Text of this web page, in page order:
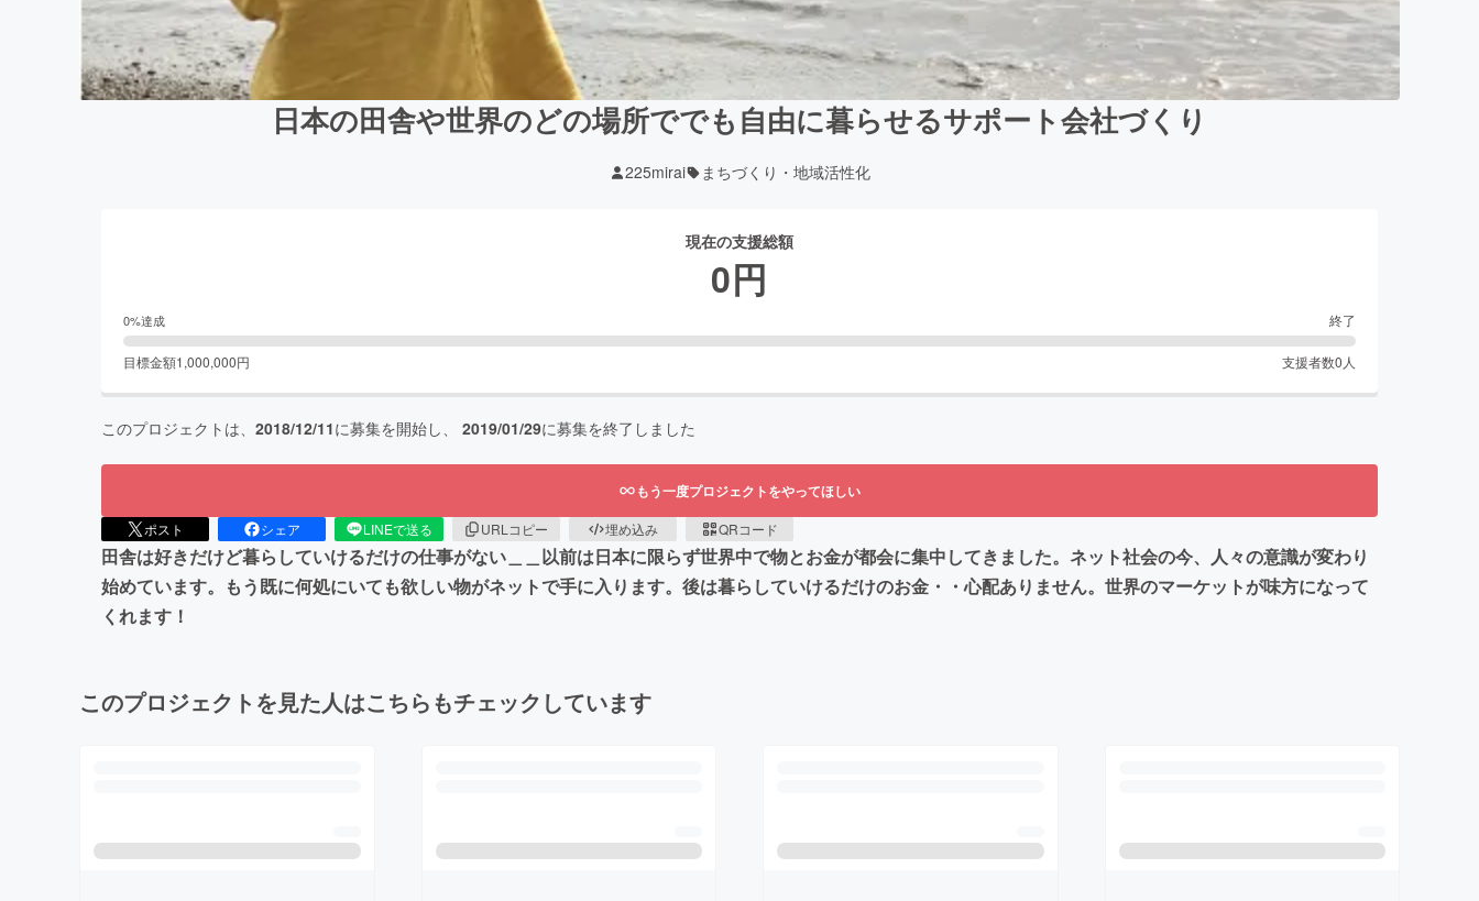
日本の田舎や世界のどの場所ででも自由に暮らせるサポート会社づくり
225mirai まちづくり・地域活性化
現在の支援総額
0円
0%達成 終了
目標金額1,000,000円 支援者数0 人
このプロジェクトは、 2018/12/11に募集を開始し、 2019/01/29に募集を終了しました
もう一度プロジェクトをやってほしい
ポスト シェア LINEで送る URLコピー 埋め込み QRコード
田舎は好きだけど暮らしていけるだけの仕事がない＿＿以前は日本に限らず世界中で物とお金が都会に集中してきました。ネット社会の今、人々の意識が変わり
始めています。もう既に何処にいても欲しい物がネットで手に入ります。後は暮らしていけるだけのお金・・心配ありません。世界のマーケットが味方になって
くれます！
このプロジェクトを見た人はこちらもチェックしています